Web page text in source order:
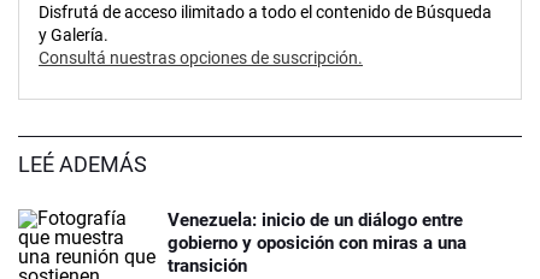
Disfrutá de acceso ilimitado a todo el contenido de Búsqueda
y Galería.
Consultá nuestras opciones de suscripción.
LEÉ ADEMÁS
Venezuela: inicio de un diálogo entre
gobierno y oposición con miras a una
transición